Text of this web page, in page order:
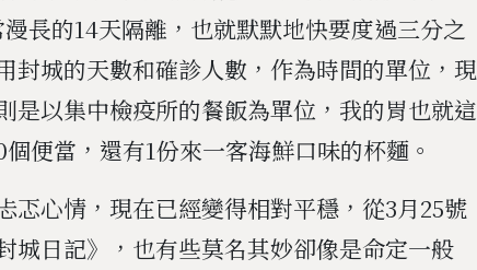
長的14天隔離，也就默默地快要度過三分之
封城的天數和確診人數，作為時間的單位，現
是以集中檢疫所的餐飯為單位，我的胃也就這
便當，還有1份來一客海鮮口味的杯麵。
忑心情，現在已經變得相對平穩，從3月25號
城日記》，也有些莫名其妙卻像是命定一般